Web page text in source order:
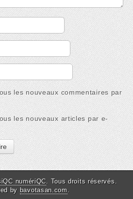
les nouveaux commentaires par
les nouveaux articles par e-
numériQC. Tous droits réservés.
by bavotasan.com.